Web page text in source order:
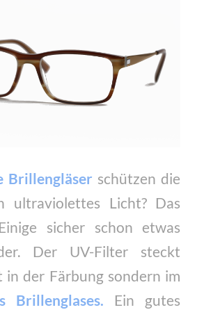
Brillengläser schützen die
ultraviolettes Licht? Das
sicher schon etwas
Der UV-Filter steckt
in der Färbung sondern im
Brillenglases. Ein gutes